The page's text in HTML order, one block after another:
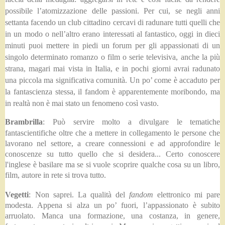
possibile l’atomizzazione delle passioni. Per cui, se negli anni
settanta facendo un club cittadino cercavi di radunare tutti quelli che
in un modo o nell’altro erano interessati al fantastico, oggi in dieci
minuti puoi mettere in piedi un forum per gli appassionati di un
singolo determinato romanzo o film o serie televisiva, anche la più
strana, magari mai vista in Italia, e in pochi giorni avrai radunato
una piccola ma significativa comunità. Un po’ come è accaduto per
la fantascienza stessa, il fandom è apparentemente moribondo, ma
in realtà non è mai stato un fenomeno così vasto.
Brambrilla:
Può servire molto a divulgare le tematiche
fantascientifiche oltre che a mettere in collegamento le persone che
lavorano nel settore, a creare connessioni e ad approfondire le
conoscenze su tutto quello che si desidera... Certo conoscere
l'inglese è basilare ma se si vuole scoprire qualche cosa su un libro,
film, autore in rete si trova tutto.
Vegetti: Non saprei. La qualità del fandom elettronico mi pare
modesta. Appena si alza un po’ fuori, l’appassionato è subito
arruolato. Manca una formazione, una costanza, in genere,